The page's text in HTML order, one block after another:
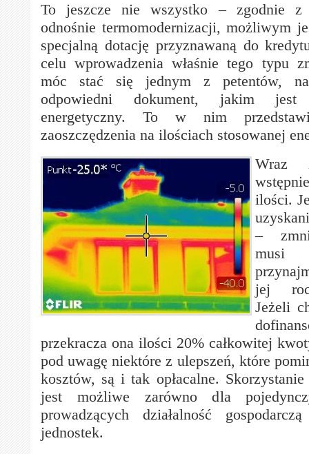
To jeszcze nie wszystko – zgodnie z
odnośnie termomodernizacji, możliwym
specjalną dotację przyznawaną do
celu wprowadzenia właśnie tego typu
móc stać się jednym z petentów,
odpowiedni dokument, jakim jest
energetyczny. To w nim
zaoszczędzenia na ilościach stosowanej
Wraz
ilości.
–
jej
Jeżeli
przekracza ona ilości 20% całkowitej
pod uwagę niektóre z ulepszeń, które
kosztów, są i tak opłacalne.
jest możliwe zarówno dla
prowadzących działalność
jednostek.